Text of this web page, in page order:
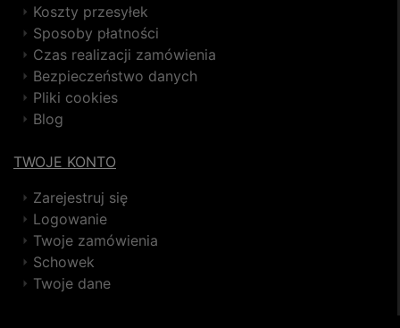
Koszty przesyłek
Sposoby płatności
Czas realizacji zamówienia
Bezpieczeństwo danych
Pliki cookies
Blog
TWOJE KONTO
Zarejestruj się
Logowanie
Twoje zamówienia
Schowek
Twoje dane